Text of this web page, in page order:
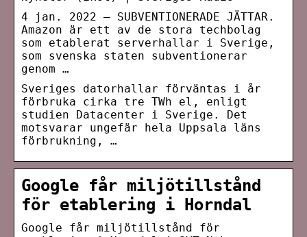
4 jan. 2022 — SUBVENTIONERADE JÄTTAR.
Amazon är ett av de stora techbolag
som etablerat serverhallar i Sverige,
som svenska staten subventionerar
genom …
Sveriges datorhallar förväntas i år
förbruka cirka tre TWh el, enligt
studien Datacenter i Sverige. Det
motsvarar ungefär hela Uppsala läns
förbrukning, …
Google får miljötillstånd
för etablering i Horndal
Google får miljötillstånd för